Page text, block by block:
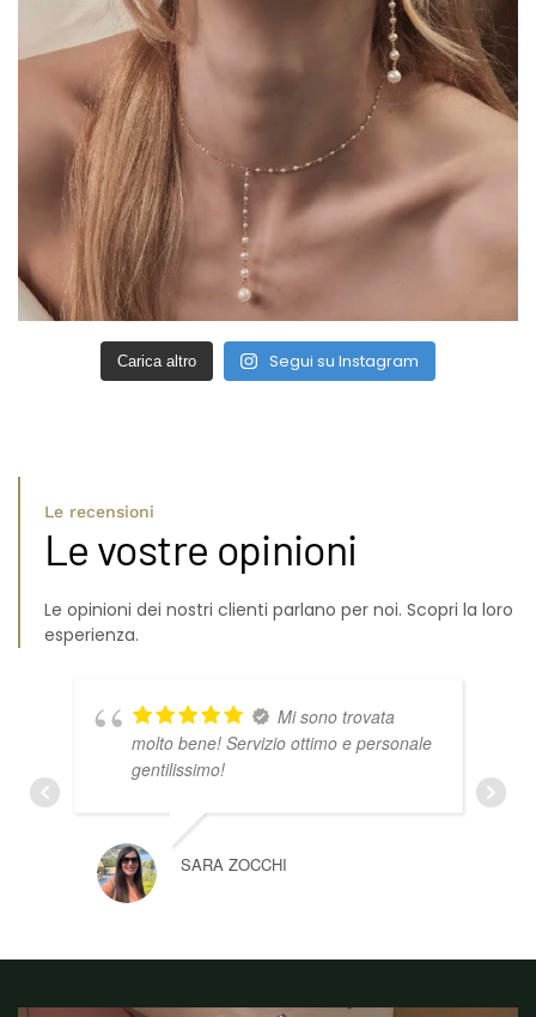
Carica altro Segui su Instagram
Le recensioni
Le vostre opinioni
Le opinioni dei nostri clienti parlano per noi. Scopri la loro
esperienza.
Mi sono trovata
molto bene! Servizio ottimo e personale
gentilissimo!
SARA ZOCCHI